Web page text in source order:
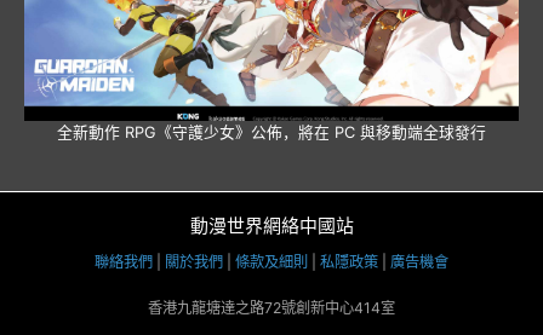
全新動作 RPG《守護少女》公佈，將在 PC 與移動端全球發行
動漫世界網絡中國站
聯絡我們 關於我們 條款及細則 私隱政策 廣告機會
香港九龍塘達之路72號創新中心414室